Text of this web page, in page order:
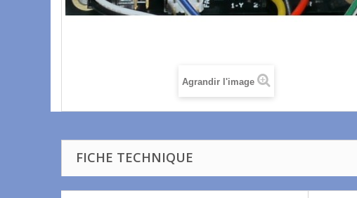
Agrandir l'image
FICHE TECHNIQUE